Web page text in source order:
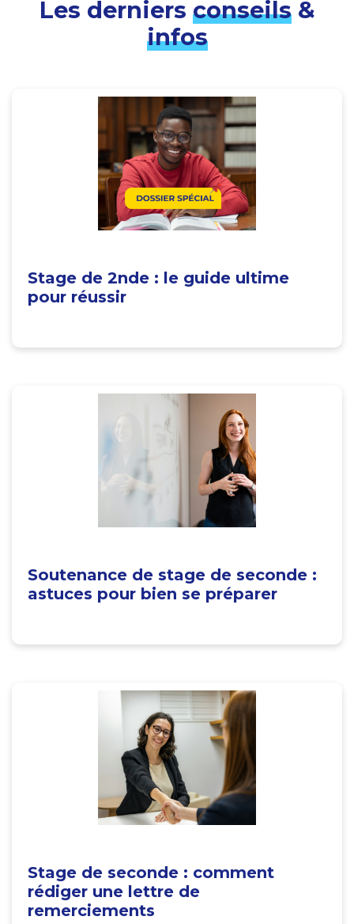
Les derniers conseils&
infos
Stage de 2nde : le guide ultime
pour réussir
Soutenance de stage de seconde :
astuces pour bien se préparer
Stage de seconde : comment
rédiger une lettre de
remerciements